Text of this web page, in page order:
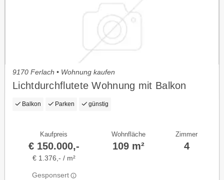
9170 Ferlach • Wohnung kaufen
Lichtdurchflutete Wohnung mit Balkon
Balkon Parken günstig
Kaufpreis
€ 150.000,-
€ 1.376,- / m²
Gesponsert
Wohnfläche
109 m²
Zimmer
4